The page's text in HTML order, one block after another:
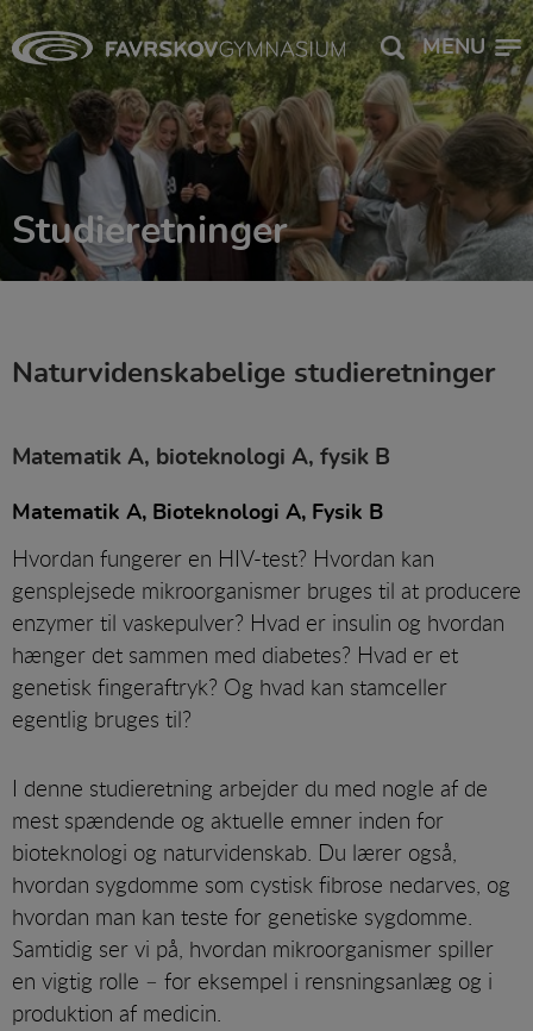
MENU
Studieretninger
Naturvidenskabelige studieretninger
Matematik A, bioteknologi A, fysik B
Matematik A, Bioteknologi A, Fysik B
Hvordan fungerer en HIV-test? Hvordan kan
gensplejsede mikroorganismer bruges til at producere
enzymer til vaskepulver? Hvad er insulin og hvordan
hænger det sammen med diabetes? Hvad er et
genetisk fingeraftryk? Og hvad kan stamceller
egentlig bruges til?
I denne studieretning arbejder du med nogle af de
mest spændende og aktuelle emner inden for
bioteknologi og naturvidenskab. Du lærer også,
hvordan sygdomme som cystisk fibrose nedarves, og
hvordan man kan teste for genetiske sygdomme.
Samtidig ser vi på, hvordan mikroorganismer spiller
en vigtig rolle – for eksempel i rensningsanlæg og i
produktion af medicin.